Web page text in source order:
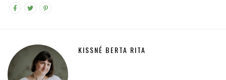
KISSNÉ BERTA RITA